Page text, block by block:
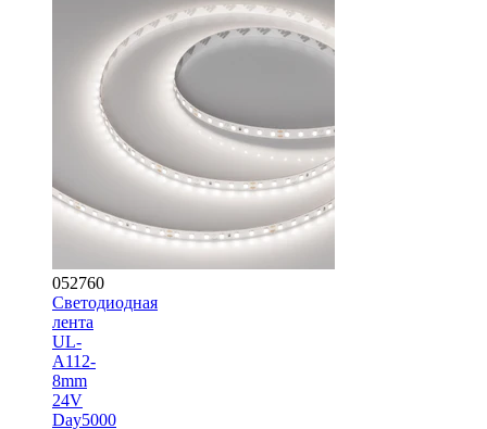
052760
Светодиодная
лента
UL-
A112-
8mm
24V
Day5000